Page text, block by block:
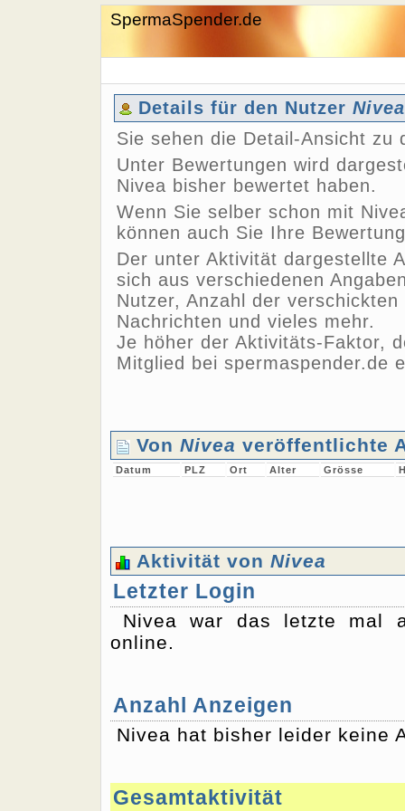
SpermaSpender.de
Details für den Nutzer Nivea
Sie sehen die Detail-Ansicht zu
Unter Bewertungen wird
Nivea bisher bewertet haben.
Wenn Sie selber schon mit
können auch Sie Ihre
Der unter Aktivität dargestellte
sich aus verschiedenen
Nutzer, Anzahl der
Nachrichten und vieles mehr.
Je höher der Aktivitäts-Faktor,
Mitglied bei spermaspender.de
Von Nivea veröffentlichte
Datum PLZ Ort Alter Grösse
Aktivität von Nivea
Letzter Login
Nivea war das letzte mal
online.
Anzahl Anzeigen
Nivea hat bisher leider keine
Gesamtaktivität